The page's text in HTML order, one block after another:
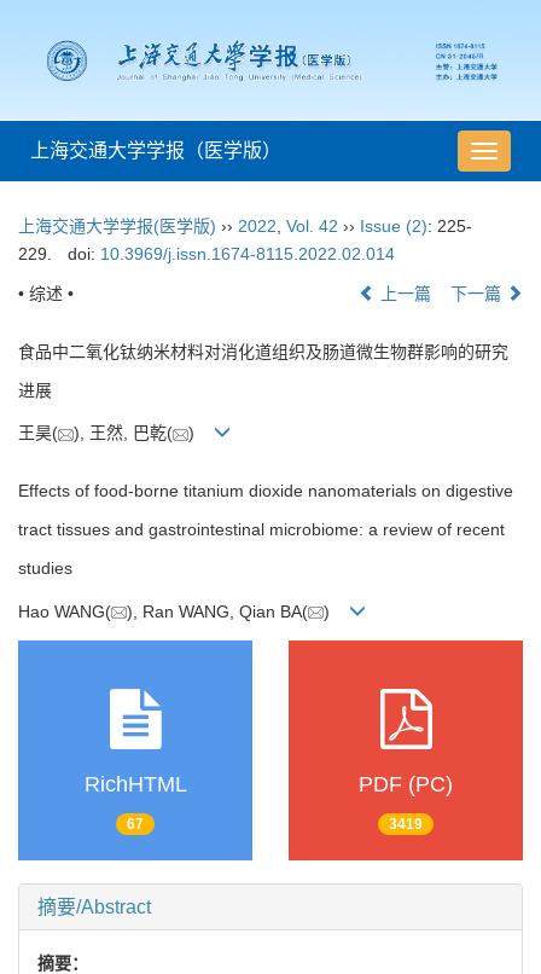
导
航
上海交通大学学报（医学版）
上海交通大学学报(医学版) ›› 2022 Vol. 42 ›› Issue (2): 225-
229.
doi: 10.3969/j.issn.1674-8115.2022.02.014
• 综述 • 上一篇 下一篇
食品中二氧化钛纳米材料对消化道组织及肠道微生物群影响的研究
进展
王昊( ), 王然, 巴乾( )
Effects of food-borne titanium dioxide nanomaterials on digestive
tract tissues and gastrointestinal microbiome: a review of recent
studies
Hao WANG( ), Ran WANG, Qian BA( )
RichHTML
67
PDF (PC)
3419
摘要/Abstract
摘要：